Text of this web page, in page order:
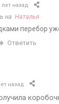
лет назад
на Наталья
перебор
Ответить
назад